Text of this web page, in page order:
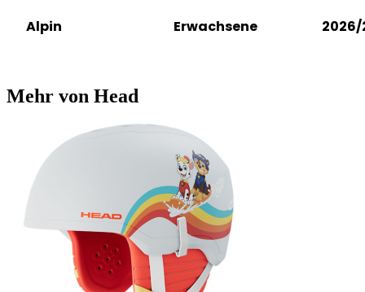
Alpin Erwachsene 2026/
Mehr von Head